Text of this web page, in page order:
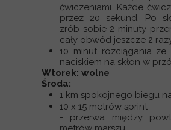
ćwiczeniami. Każde
przez 20 sekund. Po
zrób sobie 2 minuty
cały obwód jeszcze 2
10 minut rozciągania ze
naciskiem na skłon w
Wtorek: wolne
Środa:
1 km spokojnego biegu
10 x 15 metrów sprint
- przerwa między